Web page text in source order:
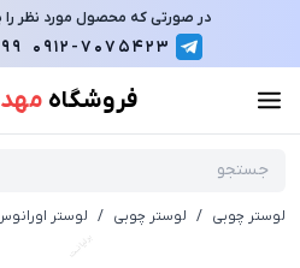
در صورتی که محصول مورد نظر را
0912-7075423
فروشگاه مهد
لوستر چوبی / لوستر چوبی / لوستر اورانوس